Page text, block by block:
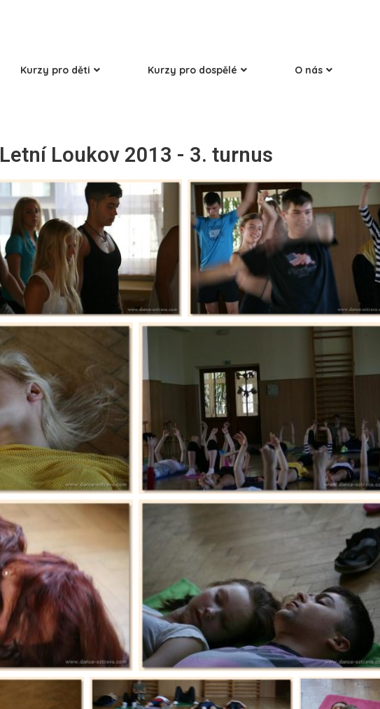
Kurzy pro děti Kurzy pro dospělé O nás
Letní Loukov 2013 - 3. turnus